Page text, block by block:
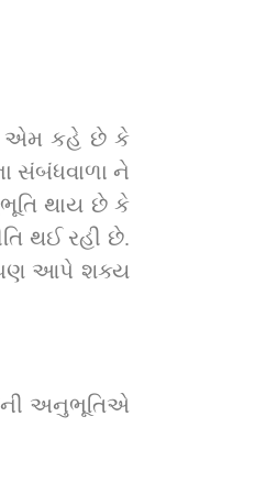
એમ કહે છે કે
સંબંધવાળા ને
થાય છે કે
થઈ રહી છે.
પણ આપે શક્ય
જેની અનુભૂતિએ